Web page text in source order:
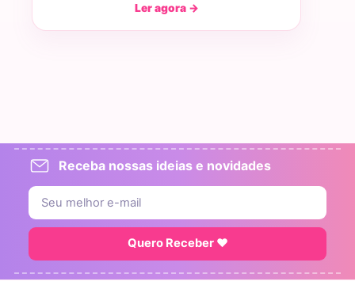
Ler agora →
Receba nossas ideias e novidades
Quero Receber ♥